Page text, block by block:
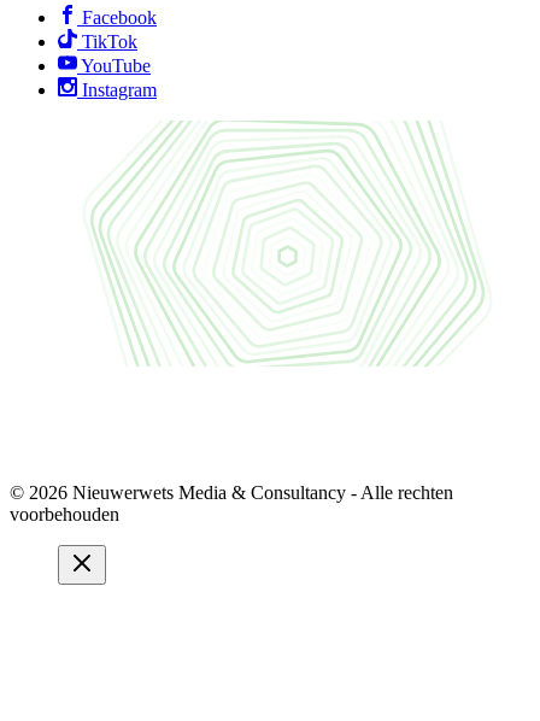
Facebook
TikTok
YouTube
Instagram
© 2026 Nieuwerwets Media & Consultancy - Alle rechten
voorbehouden